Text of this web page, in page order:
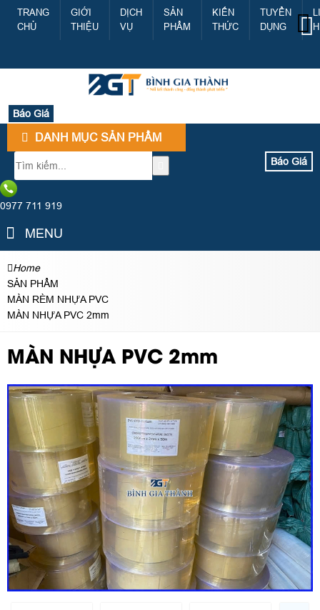
TRANG
CHỦ
GIỚI
THIỆU
DỊCH
VỤ
SẢN
PHẨM
KIẾN
THỨC
TUYỂN
DỤNG
Báo Giá
DANH MỤC SẢN PHẨM
Báo Giá
0977 711 919
MENU
Home
SẢN PHẨM
MÀN RÈM NHỰA PVC
MÀN NHỰA PVC 2mm
MÀN NHỰA PVC 2mm